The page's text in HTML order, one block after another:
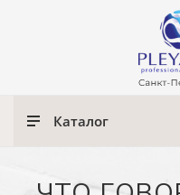
Каталог